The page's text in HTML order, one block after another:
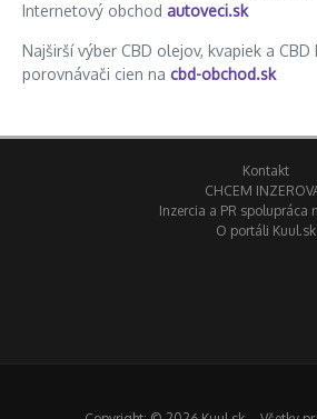
Internetový obchod autoveci.sk
Najširší výber CBD olejov, kvapiek a
porovnávači cien na cbd-obchod.sk
Kontakt
CHCEM
Inzercia a PR spolupráca
O portáli Kuul.sk